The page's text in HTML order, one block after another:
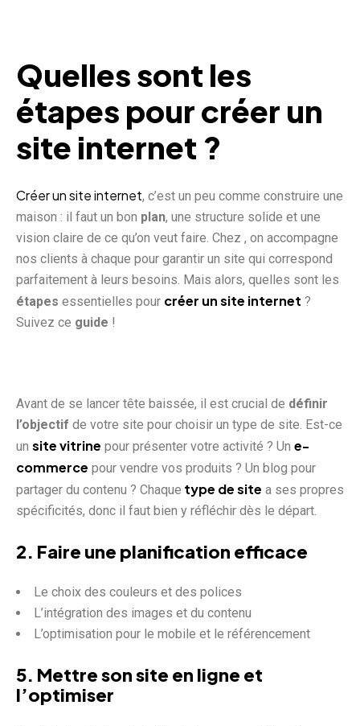
Quelles sont les
étapes pourcréer un
site internet ?
Créer un site internet, c’est un peu comme construire une
maison : il faut un bon plan, une structure solide et une
vision claire de ce qu’on veut faire. Chez , on accompagne
nos clients à chaque pour garantir un site qui correspond
parfaitement à leurs besoins. Mais alors, quelles sont les
étapes essentielles pour créer un site internet ?
Suivez ce guide !
Avant de se lancer tête baissée, il est crucial de définir
l’objectif de votre site pour choisir un type de site. Est-ce
un site vitrine pour présenter votre activité ? Un e-
commerce pour vendre vos produits ? Un blog pour
partager du contenu ? Chaque type de site a ses propres
spécificités, donc il faut bien y réfléchir dès le départ.
2. Faire une planification efficace
Le choix des couleurs et des polices
L’intégration des images et du contenu
L’optimisation pour le mobile et le référencement
5. Mettre son site en ligne et
l’optimiser